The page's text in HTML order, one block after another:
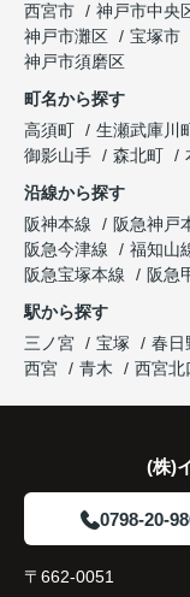
趣味を楽
これから
り、住み
ます。
と話され
になりまし
長年守っ
き、家族全
「レ・ジ
購入との
明してくだ
販売活動
ガーデン
した。
購入され
と大変喜
住み替え
家族全員
西宮市
神戸市中央
神戸市灘区
宝塚市
神戸市須磨区
町名から探す
高須町
生瀬武庫川
御影山手
森北町
沿線から探す
阪神本線
阪急神戸
阪急今津線
福知山
阪急宝塚本線
阪急
駅から探す
三ノ宮
宝塚 春日
西宮
青木 西宮北
(株)
0798-20-
〒662-0051